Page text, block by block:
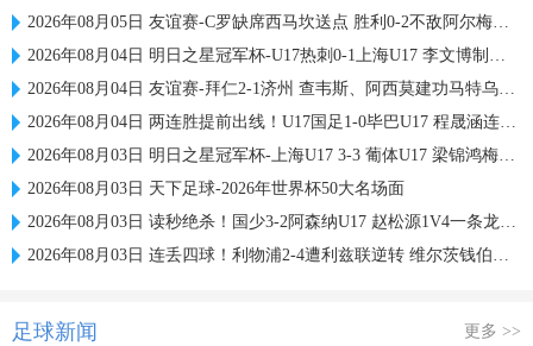
2026年08月05日 友谊赛-C罗缺席西马坎送点 胜利0-2不敌阿尔梅里亚
2026年08月04日 明日之星冠军杯-U17热刺0-1上海U17 李文博制胜球
2026年08月04日 友谊赛-拜仁2-1济州 查韦斯、阿西莫建功马特乌斯彩虹过人送助攻
2026年08月04日 两连胜提前出线！U17国足1-0毕巴U17 程晟涵连场破门赵松源中楣
2026年08月03日 明日之星冠军杯-上海U17 3-3 葡体U17 梁锦鸿梅开二度
2026年08月03日 天下足球-2026年世界杯50大名场面
2026年08月03日 读秒绝杀！国少3-2阿森纳U17 赵松源1V4一条龙+造乌龙 程晟涵绝杀
2026年08月03日 连丢四球！利物浦2-4遭利兹联逆转 维尔茨钱伯斯破门凯尔凯兹失误
足球新闻 更多 >>